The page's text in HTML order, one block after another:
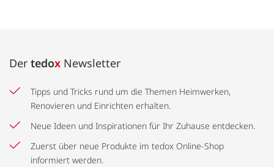
Der tedox Newsletter
Tipps und Tricks rund um die Themen Heimwerken,
Renovieren und Einrichten erhalten.
Neue Ideen und Inspirationen für Ihr Zuhause entdecken.
Zuerst über neue Produkte im tedox Online-Shop
informiert werden.